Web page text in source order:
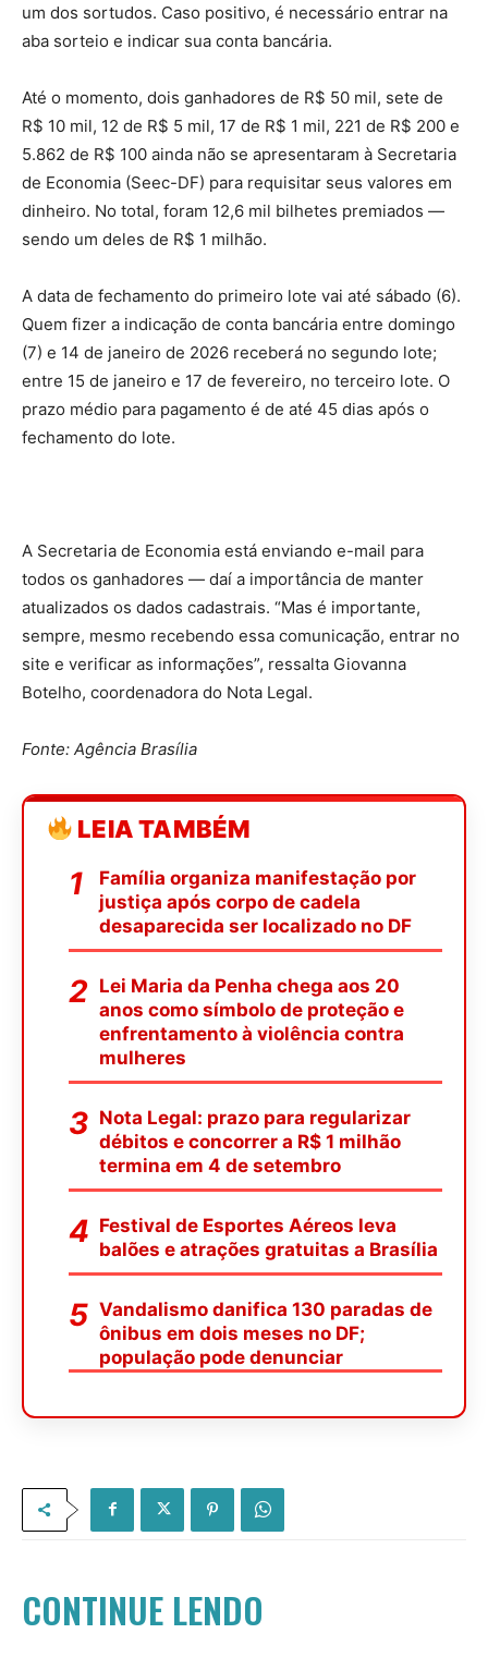
um dos sortudos. Caso positivo, é necessário entrar na
aba sorteio e indicar sua conta bancária.
Até o momento, dois ganhadores de R$ 50 mil, sete de
R$ 10 mil, 12 de R$ 5 mil, 17 de R$ 1 mil, 221 de R$ 200 e
5.862 de R$ 100 ainda não se apresentaram à Secretaria
de Economia (Seec-DF) para requisitar seus valores em
dinheiro. No total, foram 12,6 mil bilhetes premiados —
sendo um deles de R$ 1 milhão.
A data de fechamento do primeiro lote vai até sábado (6).
Quem fizer a indicação de conta bancária entre domingo
(7) e 14 de janeiro de 2026 receberá no segundo lote;
entre 15 de janeiro e 17 de fevereiro, no terceiro lote. O
prazo médio para pagamento é de até 45 dias após o
fechamento do lote.
A Secretaria de Economia está enviando e-mail para
todos os ganhadores — daí a importância de manter
atualizados os dados cadastrais. “Mas é importante,
sempre, mesmo recebendo essa comunicação, entrar no
site e verificar as informações”, ressalta Giovanna
Botelho, coordenadora do Nota Legal.
Fonte: Agência Brasília
LEIA TAMBÉM
Família organiza manifestação por
justiça após corpo de cadela
desaparecida ser localizado no DF
Lei Maria da Penha chega aos 20
anos como símbolo de proteção e
enfrentamento à violência contra
mulheres
Nota Legal: prazo para regularizar
débitos e concorrer a R$ 1 milhão
termina em 4 de setembro
Festival de Esportes Aéreos leva
balões e atrações gratuitas a Brasília
Vandalismo danifica 130 paradas de
ônibus em dois meses no DF;
população pode denunciar
CONTINUE LENDO